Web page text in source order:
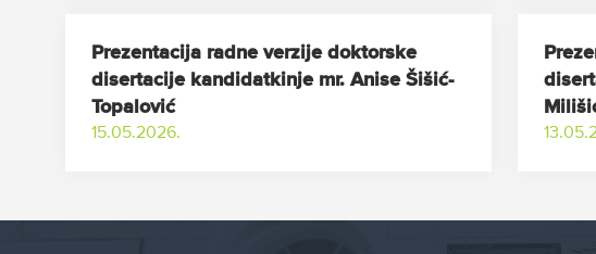
Prezentacija radne verzije doktorske
disertacije kandidatkinje mr. Anise Šišić-
Topalović
15.05.2026.